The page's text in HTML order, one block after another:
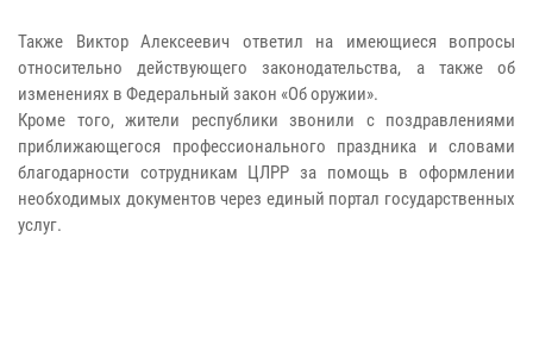
Также Виктор Алексеевич ответил на имеющиеся вопросы
относительно действующего законодательства, а также об
изменениях в Федеральный закон «Об оружии».
Кроме того, жители республики звонили с поздравлениями
приближающегося профессионального праздника и словами
благодарности сотрудникам ЦЛРР за помощь в оформлении
необходимых документов через единый портал государственных
услуг.